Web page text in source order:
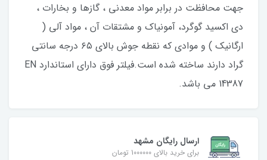
جهت محافظت در برابر مواد معدنی ، گازها و بخارات ،
دی اکسید گوگرد، آمونیاک و مشتقات آن ، مواد آلی (
ارگانیک ) و موادی که نقطه جوش بالای ۶۵ درجه سانتی
گراد دارند ساخته شده است.فیلتر فوق دارای استاندارد EN
14387 می باشد.
ارسال رایگان مشهد
برای خرید بالای 1000000 تومان